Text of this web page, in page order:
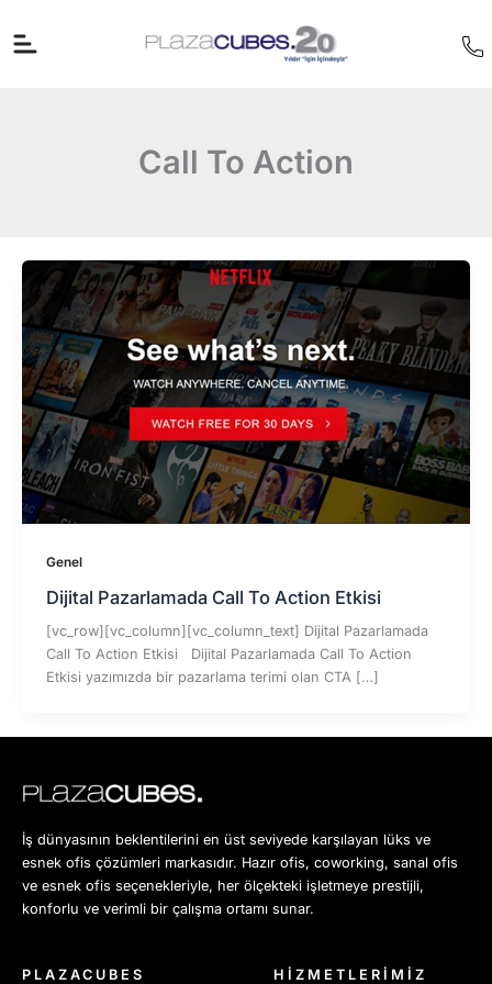
atla
Call To Action
Genel
Dijital Pazarlamada Call To Action Etkisi
[vc_row][vc_column][vc_column_text] Dijital Pazarlamada
Call To Action Etkisi Dijital Pazarlamada Call To Action
Etkisi yazımızda bir pazarlama terimi olan CTA […]
İş dünyasının beklentilerini en üst seviyede karşılayan lüks ve
esnek ofis çözümleri markasıdır. Hazır ofis, coworking, sanal ofis
ve esnek ofis seçenekleriyle, her ölçekteki işletmeye prestijli,
konforlu ve verimli bir çalışma ortamı sunar.
PLAZACUBES HİZMETLERİMİZ